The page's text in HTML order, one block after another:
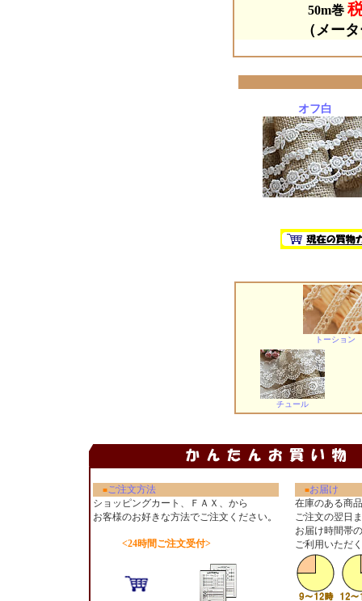
50m巻
（メー
オフ白
トーション
チュール
■ご注文方法 ■お届け
ショッピングカート、ＦＡＸ、から
お客様のお好きな方法でご注文ください。
<24時間ご注文受付>
在庫のある商
ご注文の翌日
お届け時間帯
ご利用いただ